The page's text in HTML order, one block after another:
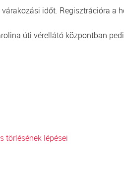
időt. Regisztrációra a
úti vérellátó központban
törlésének lépései